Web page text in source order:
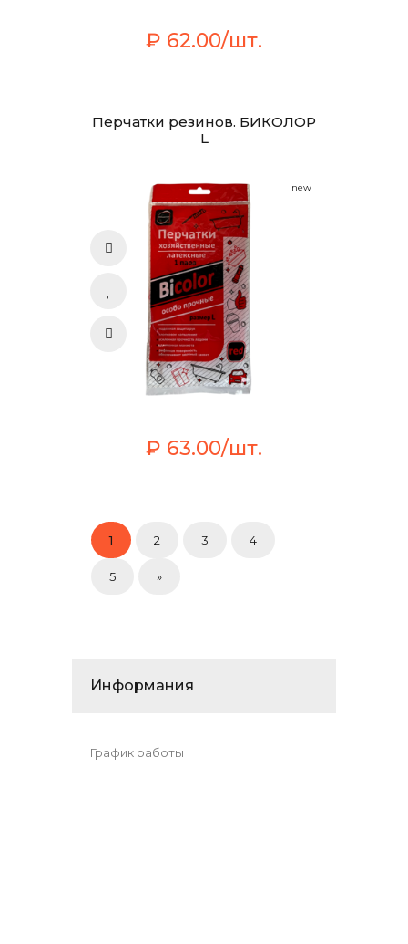
₽ 62.00/шт.
Перчатки резинов. БИКОЛОР
L
new
₽ 63.00/шт.
1 2 3 4
5 »
Информания
График работы